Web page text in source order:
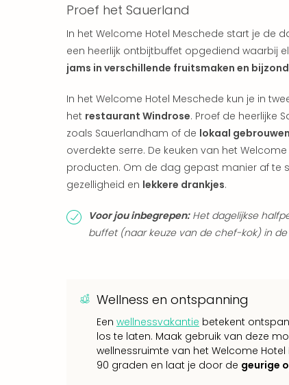
Proef het Sauerland
In het Welcome Hotel Meschede start je de
een heerlijk ontbijtbuffet opgediend waarbij
jams in verschillende fruitsmaken en
In het Welcome Hotel Meschede kun je in
het restaurant Windrose. Proef de heerlijke
zoals Sauerlandham of de lokaal
overdekte serre. De keuken van het
producten. Om de dag gepast manier af te
gezelligheid en lekkere drankjes.
Voor jou inbegrepen:Het dagelijkse
buffet (naar keuze van de chef-kok) in
Wellness en ontspanning
Een wellnessvakantie betekent
los te laten. Maak gebruik van deze
wellnessruimte van het Welcome
90 graden en laat je door de geurige